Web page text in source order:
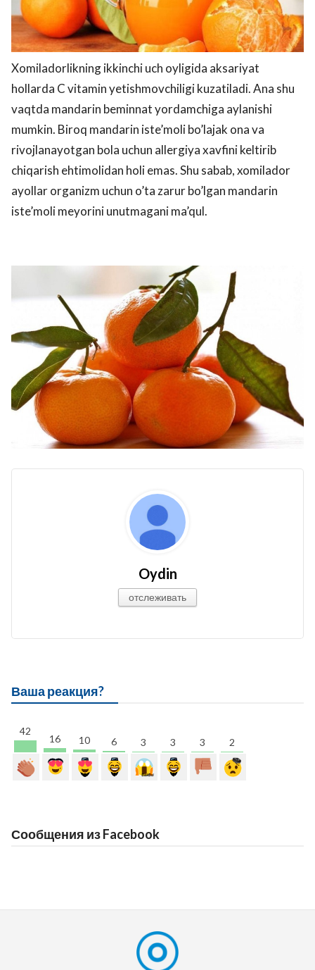
Xomiladorlikning ikkinchi uch oyligida aksariyat
hollarda C vitamin yetishmovchiligi kuzatiladi. Ana shu
vaqtda mandarin beminnat yordamchiga aylanishi
mumkin. Biroq mandarin iste’moli bo’lajak ona va
rivojlanayotgan bola uchun allergiya xavfini keltirib
chiqarish ehtimolidan holi emas. Shu sabab, xomilador
ayollar organizm uchun o’ta zarur bo’lgan mandarin
iste’moli meyorini unutmagani ma’qul.
Oydin
отслеживать
Ваша реакция?
42
16 10 6 3 3 3 2
Сообщения из Facebook